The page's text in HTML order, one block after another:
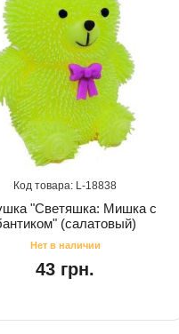
18838
"Светяшка: Мишка с
(салатовый)
43 грн.